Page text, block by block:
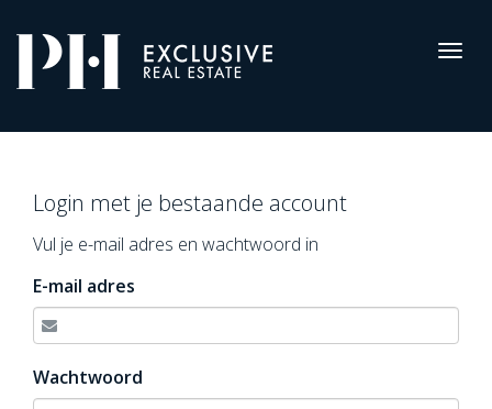
Inloggen
Pro-
Housing
Login met je bestaande account
Vul je e-mail adres en wachtwoord in
E-mail adres
Wachtwoord